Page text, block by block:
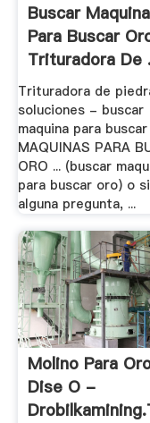
Buscar Maquina
Para Buscar
Trituradora De
Trituradora de
soluciones - buscar
maquina para buscar
MAQUINAS PARA
ORO ... (buscar
para buscar oro) o
alguna pregunta, ...
Molino Para
Dise O -